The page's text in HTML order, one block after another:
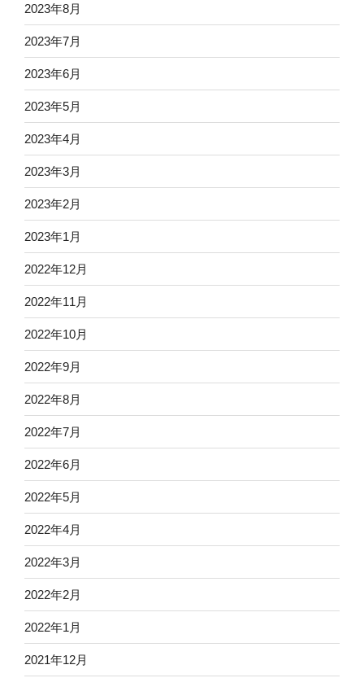
2023年8月
2023年7月
2023年6月
2023年5月
2023年4月
2023年3月
2023年2月
2023年1月
2022年12月
2022年11月
2022年10月
2022年9月
2022年8月
2022年7月
2022年6月
2022年5月
2022年4月
2022年3月
2022年2月
2022年1月
2021年12月